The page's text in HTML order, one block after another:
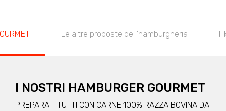
Le altre proposte de l'hamburgheria Il
I NOSTRI HAMBURGER GOURMET
PREPARATI TUTTI CON CARNE 100% RAZZA BOVINA DA